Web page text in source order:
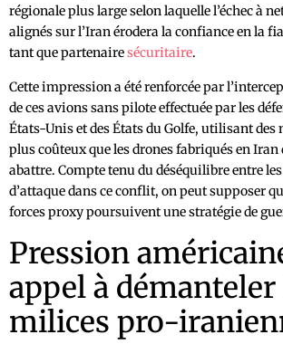
régionale plus large selon laquelle l’échec à
alignés sur l’Iran érodera la confiance en la
tant que partenairesécuritaire.
Cette impression a été renforcée par
de ces avions sans pilote effectuée par les
États-Unis et des États du Golfe, utilisant des
plus coûteux que les drones fabriqués en Iran
abattre. Compte tenu du déséquilibre entre
d’attaque dans ce conflit, on peut supposer
forces proxy poursuivent une stratégie de
Pression
appel à démanteler
milices pro-